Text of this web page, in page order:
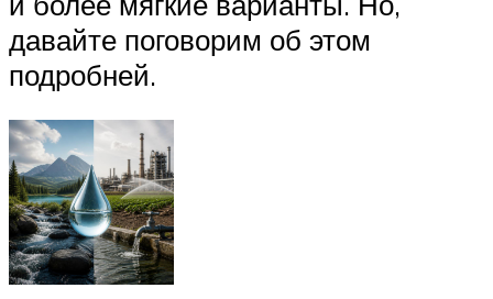
давайте поговорим об этом
подробней.